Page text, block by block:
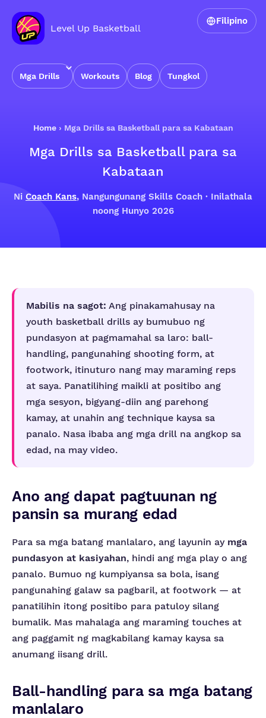
Level Up Basketball
Mga Drills Workouts Blog Tungkol
Filipino
Home› Mga Drills sa Basketball para sa Kabataan
Mga Drills sa Basketball para sa
Kabataan
Ni Coach Kans, Nangungunang Skills Coach · Inilathala
noong Hunyo 2026
Mabilis na sagot: Ang pinakamahusay na
youth basketball drills ay bumubuo ng
pundasyon at pagmamahal sa laro: ball-
handling, pangunahing shooting form, at
footwork, itinuturo nang may maraming reps
at saya. Panatilihing maikli at positibo ang
mga sesyon, bigyang-diin ang parehong
kamay, at unahin ang technique kaysa sa
panalo. Nasa ibaba ang mga drill na angkop sa
edad, na may video.
Ano ang dapat pagtuunan ng
pansin sa murang edad
Para sa mga batang manlalaro, ang layunin ay mga
pundasyon at kasiyahan, hindi ang mga play o ang
panalo. Bumuo ng kumpiyansa sa bola, isang
pangunahing galaw sa pagbaril, at footwork — at
panatilihin itong positibo para patuloy silang
bumalik. Mas mahalaga ang maraming touches at
ang paggamit ng magkabilang kamay kaysa sa
anumang iisang drill.
Ball-handling para sa mga batang
manlalaro